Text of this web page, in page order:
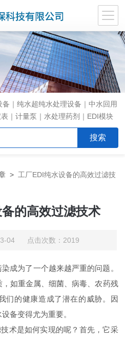
备｜纯水超纯水处理设备｜中水回用
｜计量泵｜水处理药剂｜EDI模块
> 工厂EDI纯水设备的高效过滤技
的高效过滤技术
04 点击次数：2019
为了一个越来越严重的问题。
如重金属、细菌、病毒、农药残
们的健康造成了潜在的威胁。因
备变得尤为重要。
术是如何实现的呢？首先，它采